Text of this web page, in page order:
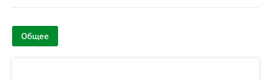
Общее